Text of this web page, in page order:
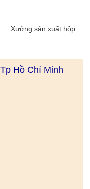
Xưởng sản xuất hộp
Tp Hồ Chí Minh